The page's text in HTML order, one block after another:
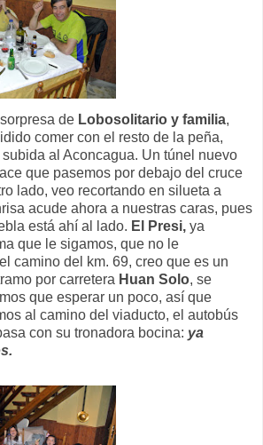
de Lobosolitario y familia,
comer con el resto de la peña,
al Aconcagua. Un túnel nuevo
que pasemos por debajo del cruce
lado, veo recortando en silueta a
acude ahora a nuestras caras, pues
está ahí al lado. El Presi, ya
que le sigamos, que no le
camino del km. 69, creo que es un
por carretera Huan Solo, se
que esperar un poco, así que
al camino del viaducto, el autobús
con su tronadora bocina: ya